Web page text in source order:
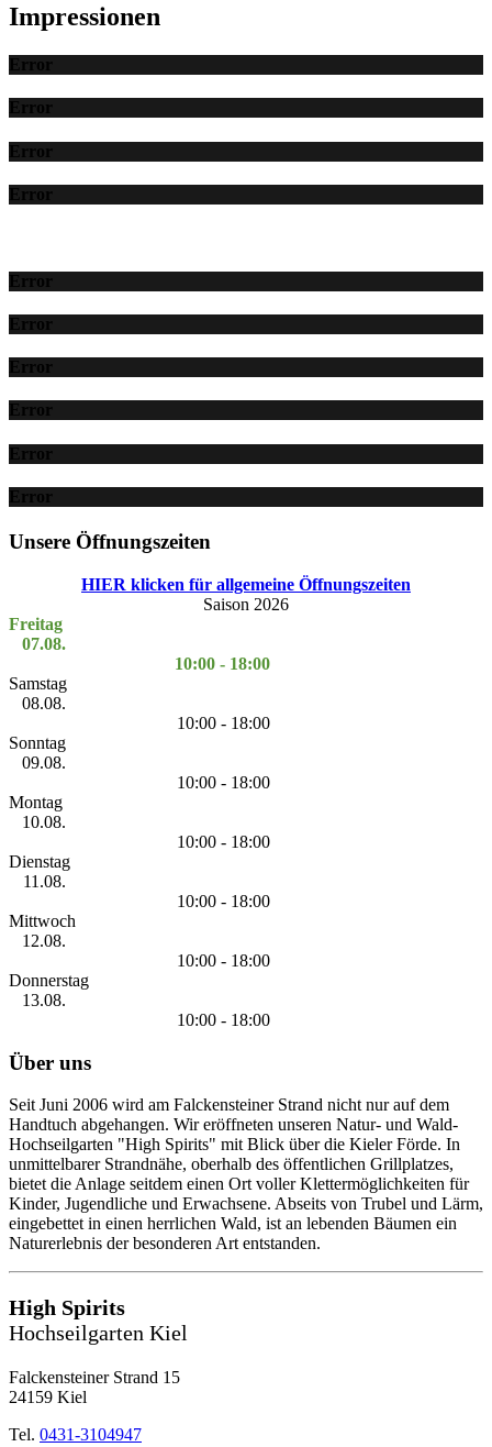
Impressionen
Error
Error
Error
Error
Error
Error
Error
Error
Error
Error
Unsere Öffnungszeiten
HIER klicken für allgemeine Öffnungszeiten
Saison 2026
Freitag
07.08.
10:00 - 18:00
Samstag
08.08.
10:00 - 18:00
Sonntag
09.08.
10:00 - 18:00
Montag
10.08.
10:00 - 18:00
Dienstag
11.08.
10:00 - 18:00
Mittwoch
12.08.
10:00 - 18:00
Donnerstag
13.08.
10:00 - 18:00
Über uns
Seit Juni 2006 wird am Falckensteiner Strand nicht nur auf dem
Handtuch abgehangen. Wir eröffneten unseren Natur- und Wald-
Hochseilgarten "High Spirits" mit Blick über die Kieler Förde. In
unmittelbarer Strandnähe, oberhalb des öffentlichen Grillplatzes,
bietet die Anlage seitdem einen Ort voller Klettermöglichkeiten für
Kinder, Jugendliche und Erwachsene. Abseits von Trubel und Lärm,
eingebettet in einen herrlichen Wald, ist an lebenden Bäumen ein
Naturerlebnis der besonderen Art entstanden.
High Spirits
Hochseilgarten Kiel
Falckensteiner Strand 15
24159 Kiel
Tel. 0431-3104947